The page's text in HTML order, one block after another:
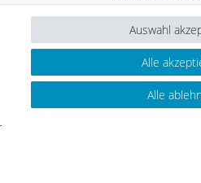
E-MAIL **
Newsletter
Honig
Hiermit bestätige
erklärunggelesen
jederzeit
Alle
Alle
Auswahl